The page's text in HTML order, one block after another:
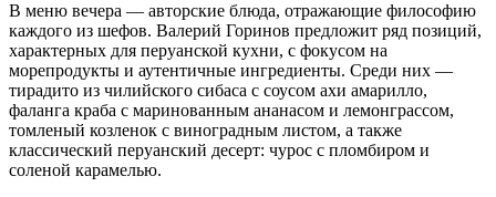
В меню вечера — авторские блюда, отражающие философию
каждого из шефов. Валерий Горинов предложит ряд позиций,
характерных для перуанской кухни, с фокусом на
морепродукты и аутентичные ингредиенты. Среди них —
тирадито из чилийского сибаса с соусом ахи амарилло,
фаланга краба с маринованным ананасом и лемонграссом,
томленый козленок с виноградным листом, а также
классический перуанский десерт: чурос с пломбиром и
соленой карамелью.